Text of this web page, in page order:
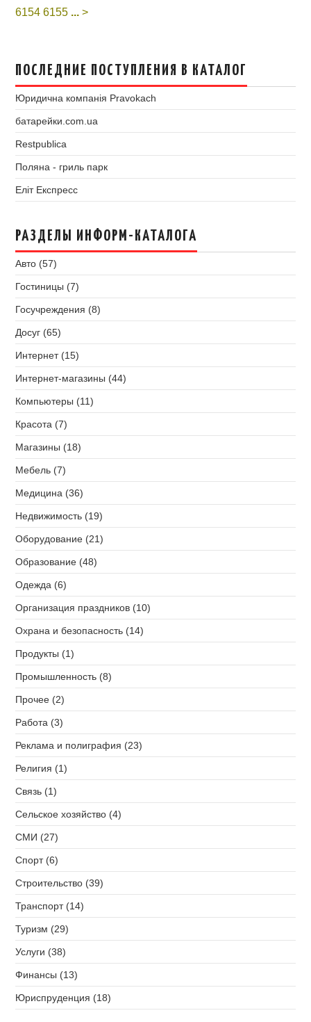
6154 6155 ... >
ПОСЛЕДНИЕ ПОСТУПЛЕНИЯ В КАТАЛОГ
Юридична компанія Pravokach
батарейки.com.ua
Restpublica
Поляна - гриль парк
Еліт Експресс
РАЗДЕЛЫ ИНФОРМ-КАТАЛОГА
Авто (57)
Гостиницы (7)
Госучреждения (8)
Досуг (65)
Интернет (15)
Интернет-магазины (44)
Компьютеры (11)
Красота (7)
Магазины (18)
Мебель (7)
Медицина (36)
Недвижимость (19)
Оборудование (21)
Образование (48)
Одежда (6)
Организация праздников (10)
Охрана и безопасность (14)
Продукты (1)
Промышленность (8)
Прочее (2)
Работа (3)
Реклама и полиграфия (23)
Религия (1)
Связь (1)
Сельское хозяйство (4)
СМИ (27)
Спорт (6)
Строительство (39)
Транспорт (14)
Туризм (29)
Услуги (38)
Финансы (13)
Юриспруденция (18)